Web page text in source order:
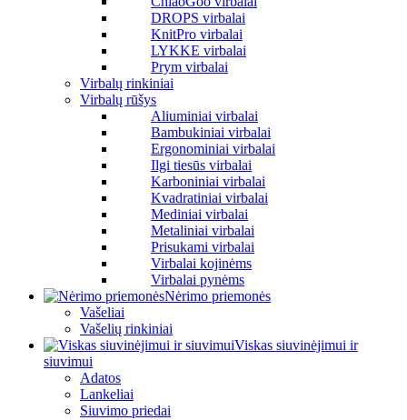
DROPS virbalai
KnitPro virbalai
LYKKE virbalai
Prym virbalai
Virbalų rinkiniai
Virbalų rūšys
Aliuminiai virbalai
Bambukiniai virbalai
Ergonominiai virbalai
Ilgi tiesūs virbalai
Karboniniai virbalai
Kvadratiniai virbalai
Mediniai virbalai
Metaliniai virbalai
Prisukami virbalai
Virbalai kojinėms
Virbalai pynėms
Nėrimo priemonės
Vašeliai
Vašelių rinkiniai
Viskas siuvinėjimui ir
siuvimui
Adatos
Lankeliai
Siuvimo priedai